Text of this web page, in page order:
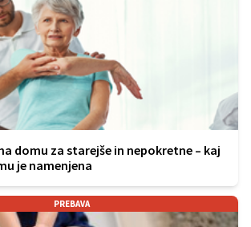
domu za starejše in nepokretne – kaj
je namenjena
PREBAVA